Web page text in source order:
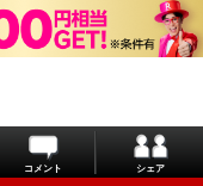
コメント シェア